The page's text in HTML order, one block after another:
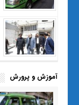
آموزش و پرورش